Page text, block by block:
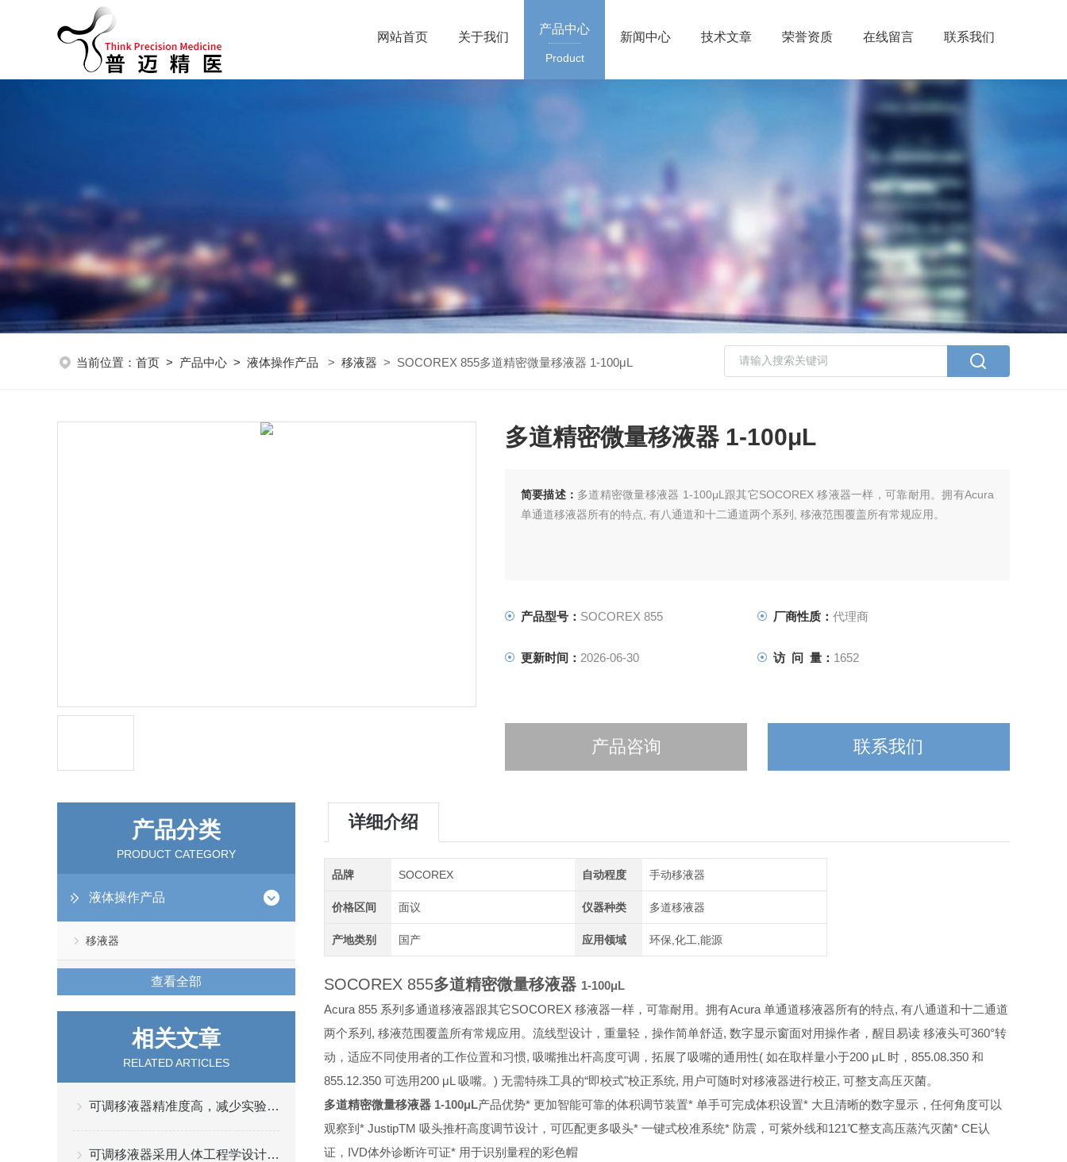
网站首页 关于我们
产品中心
Product
新闻中心 技术文章 荣誉资质 在线留言 联系我们
当前位置： 首页 > 产品中心 > 液体操作产品 > 移液器 > SOCOREX 855多道精密微量移液器 1-100μL
多道精密微量移液器 1-100μL
简要描述： 多道精密微量移液器 1-100μL跟其它SOCOREX 移液器一样，可靠耐用。拥有Acura
单通道移液器所有的特点, 有八通道和十二通道两个系列, 移液范围覆盖所有常规应用。
产品型号： SOCOREX 855 厂商性质： 代理商
更新时间： 2026-06-30 访 问 量： 1652
产品咨询 联系我们
产品分类
PRODUCT CATEGORY
液体操作产品
移液器
查看全部
相关文章
RELATED ARTICLES
可调移液器精准度高，减少实验误差
可调移液器采用人体工程学设计且工作速度可调节
详细介绍
品牌 SOCOREX 自动程度 手动移液器
价格区间 面议 仪器种类 多道移液器
产地类别 国产 应用领域 环保,化工,能源
SOCOREX 855多道精密微量移液器 1-100μL
Acura 855 系列多通道移液器跟其它SOCOREX 移液器一样，可靠耐用。拥有Acura 单通道移液器所有的特点, 有八通道和十二通道
两个系列, 移液范围覆盖所有常规应用。流线型设计，重量轻，操作简单舒适, 数字显示窗面对用操作者，醒目易读 移液头可360°转
动，适应不同使用者的工作位置和习惯, 吸嘴推出杆高度可调，拓展了吸嘴的通用性( 如在取样量小于200 μL 时，855.08.350 和
855.12.350 可选用200 μL 吸嘴。) 无需特殊工具的“即校式"校正系统, 用户可随时对移液器进行校正, 可整支高压灭菌。
多道精密微量移液器 1-100μL产品优势* 更加智能可靠的体积调节装置* 单手可完成体积设置* 大且清晰的数字显示，任何角度可以
观察到 * JustipTM 吸头推杆高度调节设计，可匹配更多吸头* 一键式校准系统* 防震，可紫外线和121℃整支高压蒸汽灭菌* CE认
证，IVD体外诊断许可证* 用于识别量程的彩色帽